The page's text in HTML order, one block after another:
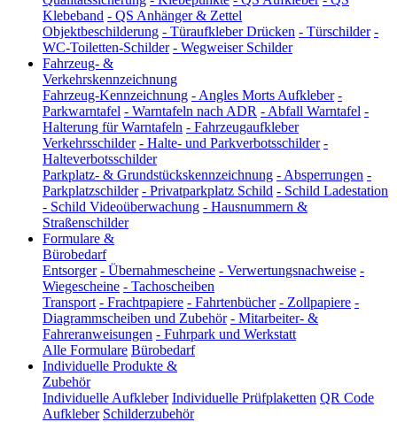
Klebeband - QS Anhänger & Zettel
Objektbeschilderung - Türaufkleber Drücken - Türschilder -
WC-Toiletten-Schilder - Wegweiser Schilder
Fahrzeug- &
Verkehrskennzeichnung
Fahrzeug-Kennzeichnung - Angles Morts Aufkleber -
Parkwarntafel - Warntafeln nach ADR - Abfall Warntafel -
Halterung für Warntafeln - Fahrzeugaufkleber
Verkehrsschilder - Halte- und Parkverbotsschilder -
Halteverbotsschilder
Parkplatz- & Grundstückskennzeichnung - Absperrungen -
Parkplatzschilder - Privatparkplatz Schild - Schild Ladestation
- Schild Videoüberwachung - Hausnummern &
Straßenschilder
Formulare &
Bürobedarf
Entsorger - Übernahmescheine - Verwertungsnachweise -
Wiegescheine - Tachoscheiben
Transport - Frachtpapiere - Fahrtenbücher - Zollpapiere -
Diagrammscheiben und Zubehör - Mitarbeiter- &
Fahreranweisungen - Fuhrpark und Werkstatt
Alle Formulare Bürobedarf
Individuelle Produkte &
Zubehör
Individuelle Aufkleber Individuelle Prüfplaketten QR Code
Aufkleber Schilderzubehör